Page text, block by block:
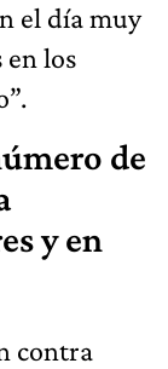
el día muy
los
de
y en
contra